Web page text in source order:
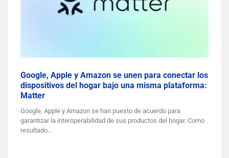
Google, Apple y Amazon se unen para conectar los
dispositivos del hogar bajo una misma plataforma:
Matter
Google, Apple y Amazon se han puesto de acuerdo para
garantizar la interoperabilidad de sus productos del hogar. Como
resultado…